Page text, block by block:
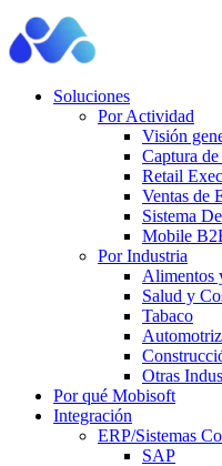
Soluciones
Por Actividad
Visión
Captura
Retail
Ventas de
Sistema
Mobile
Por Industria
Alimentos
Salud y
Tabaco
Automotriz
Otras
Por qué Mobisoft
Integración
ERP/Sistemas
SAP